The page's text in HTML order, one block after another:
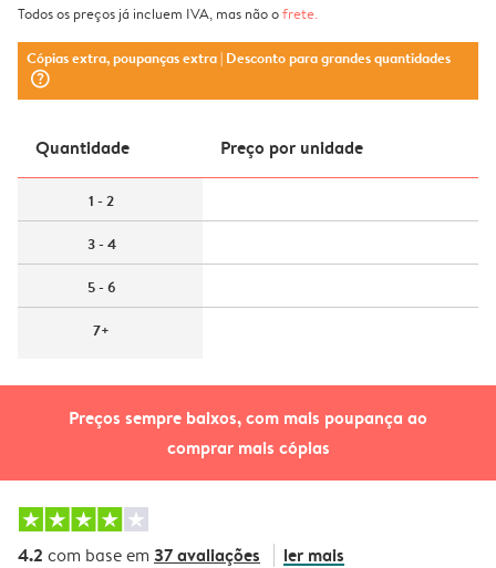
Preços sempre baixos, com mais poupança ao
comprar mais cópias
Todos os preços já incluem IVA, mas não ofrete.
Cópias extra, poupanças extra| Desconto para grandes quantidades
question_mark_circle
Quantidade Preço por unidade
1 - 2
3 - 4
5 - 6
7+
4.2 com base em 37 avaliações ler mais